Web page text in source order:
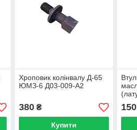
Хроповик колінвалу Д-65
ЮМЗ-6 Д03-009-А2
380₴
Купити
150